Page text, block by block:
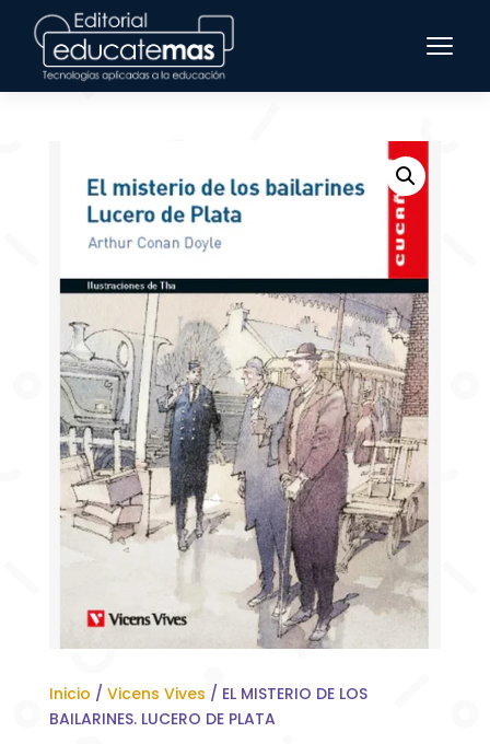
Inicio / Vicens Vives / EL MISTERIO DE LOS
BAILARINES. LUCERO DE PLATA